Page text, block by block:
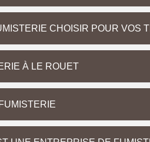
CHOISIR POUR VOS
À LE ROUET